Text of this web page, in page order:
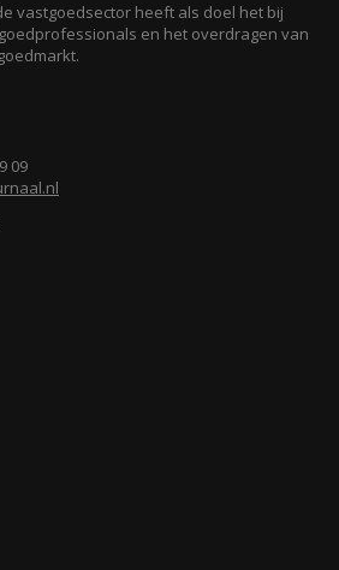
vastgoedsector heeft als doel het bij
en het overdragen van
09